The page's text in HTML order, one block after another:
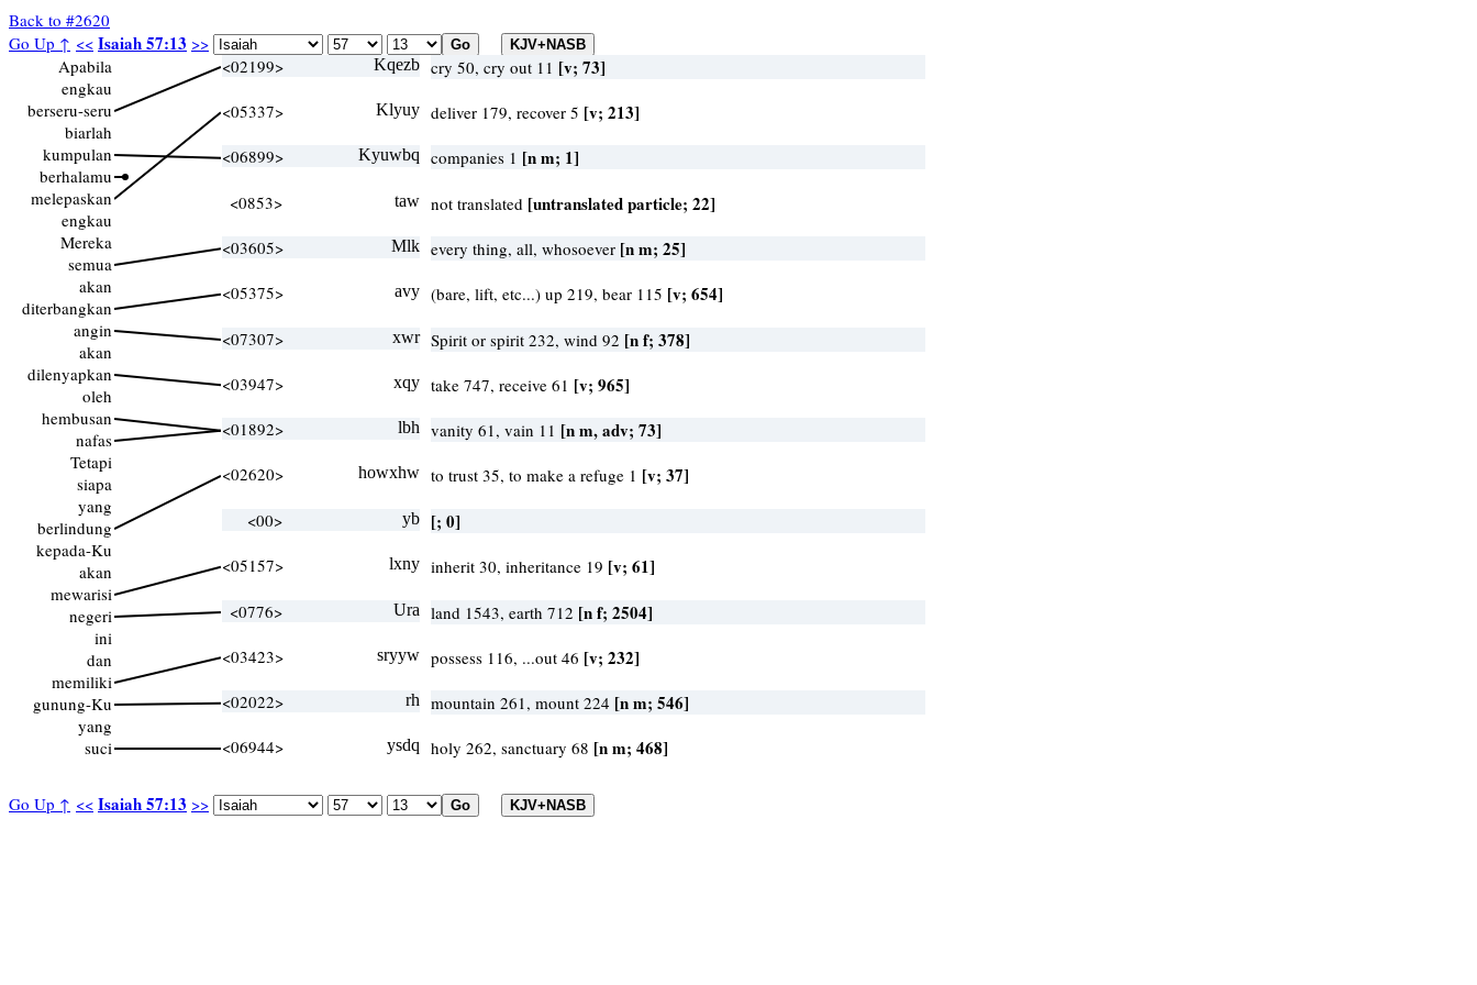
Back to #2620
Go Up ↑ << Isaiah 57:13 >>
Go Up ↑ << Isaiah 57:13 >>
Apabila
engkau
berseru-seru
biarlah
kumpulan
berhalamu
melepaskan
engkau
Mereka
semua
akan
diterbangkan
angin
akan
dilenyapkan
oleh
hembusan
nafas
Tetapi
siapa
yang
berlindung
kepada-Ku
akan
mewarisi
negeri
ini
dan
memiliki
gunung-Ku
yang
suci
<02199> Kqezb cry 50, cry out 11 [v; 73]
<05337> Klyuy deliver 179, recover 5 [v; 213]
<06899> Kyuwbq companies 1 [n m; 1]
<0853> taw not translated [untranslated particle; 22]
<03605> Mlk every thing, all, whosoever [n m; 25]
<05375> avy (bare, lift, etc...) up 219, bear 115 [v; 654]
<07307> xwr Spirit or spirit 232, wind 92 [n f; 378]
<03947> xqy take 747, receive 61 [v; 965]
<01892> lbh vanity 61, vain 11 [n m, adv; 73]
<02620> howxhw to trust 35, to make a refuge 1 [v; 37]
<00> yb [; 0]
<05157> lxny inherit 30, inheritance 19 [v; 61]
<0776> Ura land 1543, earth 712 [n f; 2504]
<03423> sryyw possess 116, ...out 46 [v; 232]
<02022> rh mountain 261, mount 224 [n m; 546]
<06944> ysdq holy 262, sanctuary 68 [n m; 468]